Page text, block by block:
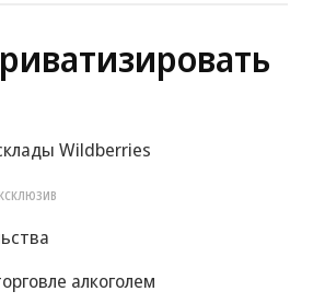
Wildberries
алкоголем